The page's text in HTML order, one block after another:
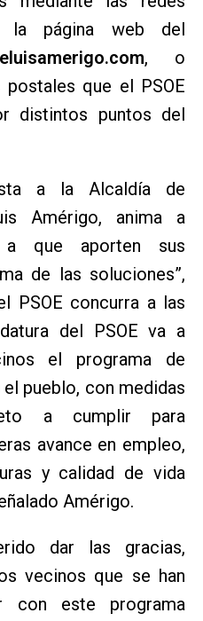
la página web del
, o
que el PSOE
distintos puntos del
a la Alcaldía de
Amérigo, anima a
que aporten sus
de las soluciones”,
PSOE concurra a las
del PSOE va a
el programa de
pueblo, con medidas
a cumplir para
avance en empleo,
y calidad de vida
Amérigo.
dar las gracias,
vecinos que se han
con este programa